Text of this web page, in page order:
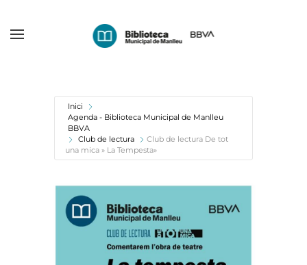
Inici
Agenda - Biblioteca Municipal de Manlleu
BBVA
Club de lectura
Club de lectura De tot
una mica » La Tempesta»